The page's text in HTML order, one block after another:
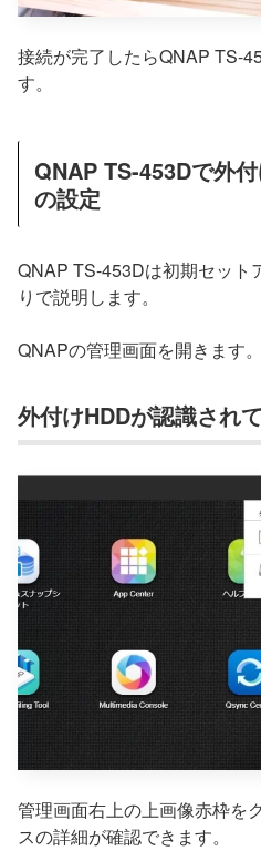
接続が完了したらQNAP TS-
す。
QNAP TS-453Dで外
の設定
QNAP TS-453Dは初期セット
りで説明します。
QNAPの管理画面を開きます。
外付けHDDが認識され
管理画面右上の上画像赤枠を
スの詳細が確認できます。